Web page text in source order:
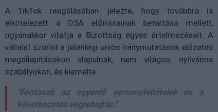
A TikTok reagálásában jelezte, hogy továbbra is
elkötelezett a DSA előírásainak betartása mellett,
ugyanakkor vitatja a Bizottság egyes értelmezéseit. A
vállalat szerint a jelenlegi uniós iránymutatások előzetes
megállapításokon alapulnak, nem világos, nyilvános
szabályokon, és kiemelte:
"Fontosak az egyenlő versenyfeltételek és a
következetes végrehajtás."